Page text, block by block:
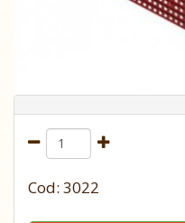
Cod: 3022